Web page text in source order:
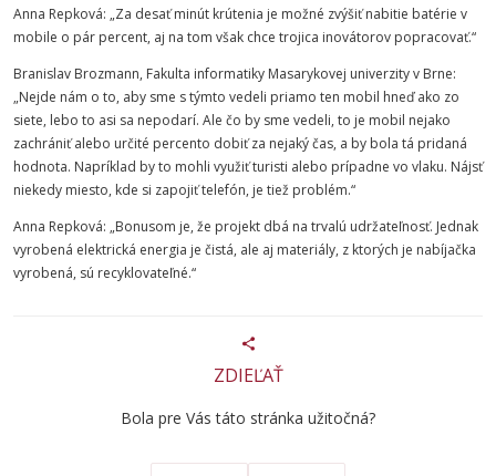
Anna Repková: „Za desať minút krútenia je možné zvýšiť nabitie batérie v
mobile o pár percent, aj na tom však chce trojica inovátorov popracovať.“
Branislav Brozmann, Fakulta informatiky Masarykovej univerzity v Brne:
„Nejde nám o to, aby sme s týmto vedeli priamo ten mobil hneď ako zo
siete, lebo to asi sa nepodarí. Ale čo by sme vedeli, to je mobil nejako
zachrániť alebo určité percento dobiť za nejaký čas, a by bola tá pridaná
hodnota. Napríklad by to mohli využiť turisti alebo prípadne vo vlaku. Nájsť
niekedy miesto, kde si zapojiť telefón, je tiež problém.“
Anna Repková: „Bonusom je, že projekt dbá na trvalú udržateľnosť. Jednak
vyrobená elektrická energia je čistá, ale aj materiály, z ktorých je nabíjačka
vyrobená, sú recyklovateľné.“
ZDIEĽAŤ
Bola pre Vás táto stránka užitočná?